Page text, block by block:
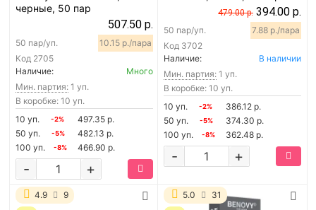
черные, 50 пар
507.50 р.
Код 2705
50 пар/уп. 10.15 р./пара
Наличие:
Много
Мин. партия: 1 уп.
В коробке: 10 уп.
10 уп.
-2%
497.35 р.
50 уп.
-5%
482.13 р.
100 уп.
-8% 466.90 р.
+
-
479.00 р. 394.00 р.
Код 3702
50 пар/уп. 7.88 р./пара
Наличие:
В наличии
Мин. партия: 1 уп.
В коробке: 10 уп.
10 уп.
-2%
386.12 р.
50 уп.
-5%
374.30 р.
100 уп.
-8% 362.48 р.
+
-
4.9 9 5.0 31